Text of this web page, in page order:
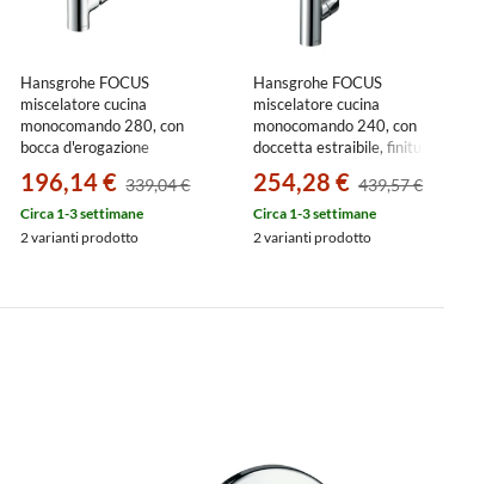
Hansgrohe FOCUS
miscelatore cucina
monocomando 280, con
bocca d'erogazione
girevole, finitura cromo
31817000
196,14 € 339,04 €
Circa 1-3 settimane
2 varianti prodotto
Hansgrohe FOCUS
miscelatore cucina
monocomando 240, con
doccetta estraibile, finitura
cromo 31815000
254,28 € 439,57 €
Circa 1-3 settimane
2 varianti prodotto